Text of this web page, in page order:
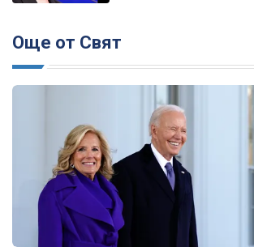
Още от Свят